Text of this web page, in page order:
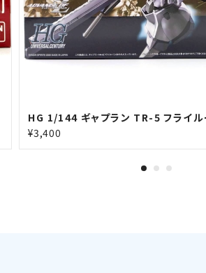
HG 1/144 ギャプラン TR-5 フライル
¥3,400